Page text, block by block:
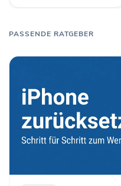
PASSENDE RATGEBER